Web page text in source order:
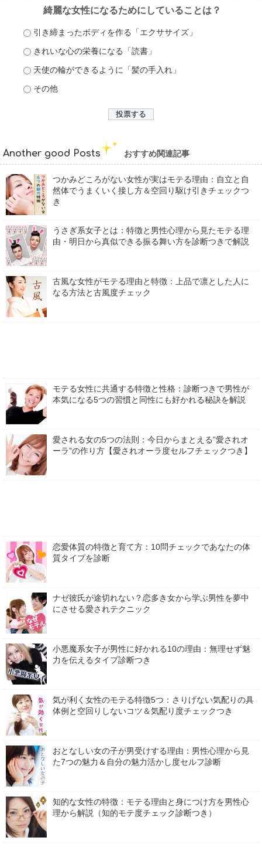
綺麗な女性になるためにしていることは？
引き締まったボディを作る「エクササイズ」
きれいな心の栄養になる「読書」
天使の輪ができるように「髪の手入れ」
その他
Another good Posts おすすめ関連記事
つかみどころがない女性が実はモテる理由：自立と自
然体でうまくいく接し方＆空回り駆け引きチェックつ
き
うさぎ系女子とは：特徴と男性心理から見たモテる理
由・明日から真似できる振る舞い方を診断つきで解説
古風な女性がモテる理由と特徴：上品で凛とした人に
なる方法と古風度チェック
モテる女性に共通する特徴と性格：診断つきで男性が
本気になる5つの習慣と同性にも好かれる秘訣を解説
愛される女の5つの法則：今日からまとえる”愛されオ
ーラ”の作り方【愛されオーラ度セルフチェックつき】
恋愛体質の特徴と育て方：10問チェックであなたの体
質タイプを診断
ナゼ彼氏が途切れない？恋多き女から学ぶ男性を夢中
にさせる愛されテクニック
小悪魔系女子が男性に好かれる10の理由：無理せず魅
力を伝えるタイプ診断つき
気が利く女性のモテる特徴5つ：さりげない気配りの具
体例と空回りしないコツ＆気配り度チェックつき
おとなしい女の子が男受けする理由：男性心理から見
た7つの魅力＆自分の魅力活かし度セルフ診断
知的な女性の特徴：モテる理由と身につけ方を男性心
理から解説（知的モテ度チェック診断つき）